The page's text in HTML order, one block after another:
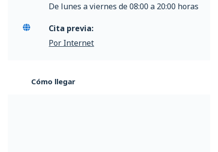
De lunes a viernes de 08:00 a 20:00 horas
Cita previa:
Por Internet
Cómo llegar